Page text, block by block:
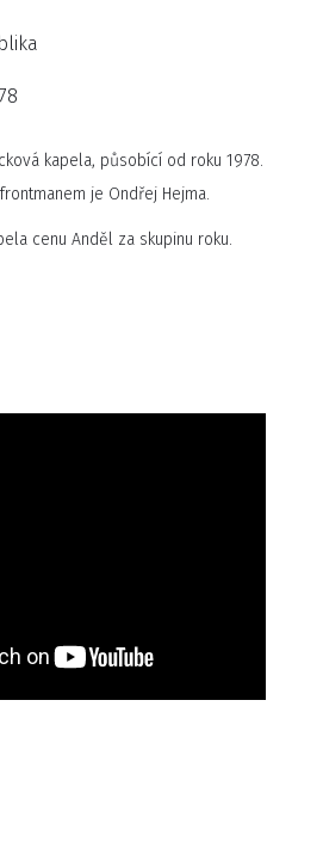
kapela, působící od roku 1978.
je Ondřej Hejma.
cenu Anděl za skupinu roku.